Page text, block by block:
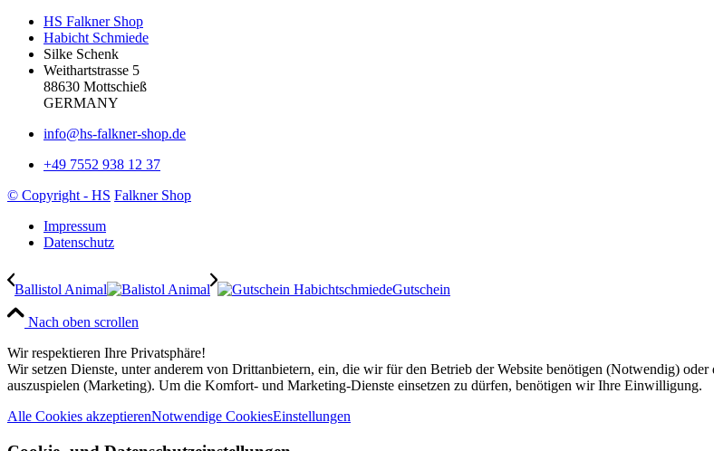
HS Falkner Shop
Habicht Schmiede
Silke Schenk
Weithartstrasse 5
88630 Mottschieß
GERMANY
info@hs-falkner-shop.de
+49 7552 938 12 37
© Copyright - HS Falkner Shop
Impressum
Datenschutz
Ballistol Animal Gutschein
Nach oben scrollen
Wir respektieren Ihre Privatsphäre!
Wir setzen Dienste, unter anderem von Drittanbietern, ein, die wir für den Betrieb der Website benötigen (Notwendig)
auszuspielen (Marketing). Um die Komfort- und Marketing-Dienste einsetzen zu dürfen, benötigen wir Ihre Einwilligung.
Alle Cookies akzeptierenNotwendige CookiesEinstellungen